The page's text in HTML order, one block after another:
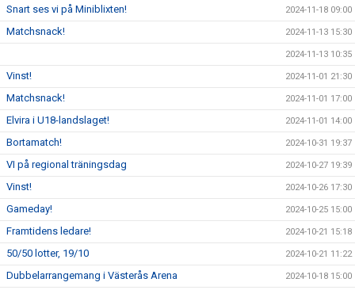
Snart ses vi på Miniblixten! 2024-11-18 09:00
Matchsnack! 2024-11-13 15:30
2024-11-13 10:35
Vinst! 2024-11-01 21:30
Matchsnack! 2024-11-01 17:00
Elvira i U18-landslaget! 2024-11-01 14:00
Bortamatch! 2024-10-31 19:37
VI på regional träningsdag 2024-10-27 19:39
Vinst! 2024-10-26 17:30
Gameday! 2024-10-25 15:00
Framtidens ledare! 2024-10-21 15:18
50/50 lotter, 19/10 2024-10-21 11:22
Dubbelarrangemang i Västerås Arena 2024-10-18 15:00